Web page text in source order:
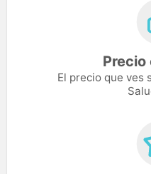
Precio
El precio que ves